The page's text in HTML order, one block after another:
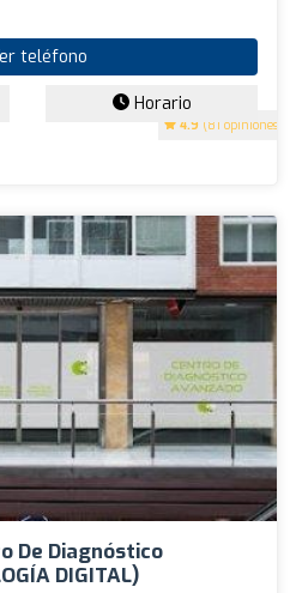
4.9 (81 opiniones)
teléfono
Horario
De Diagnóstico
DIGITAL)